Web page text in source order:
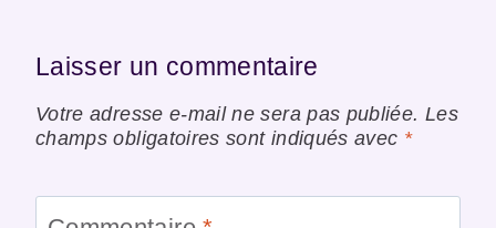
Laisser un commentaire
Votre adresse e-mail ne sera pas publiée. Les
champs obligatoires sont indiqués avec *